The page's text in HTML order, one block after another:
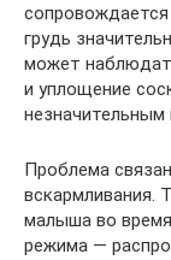
грудь
может
и уплощение
Проблема
вскармливания.
малыша во
режима —